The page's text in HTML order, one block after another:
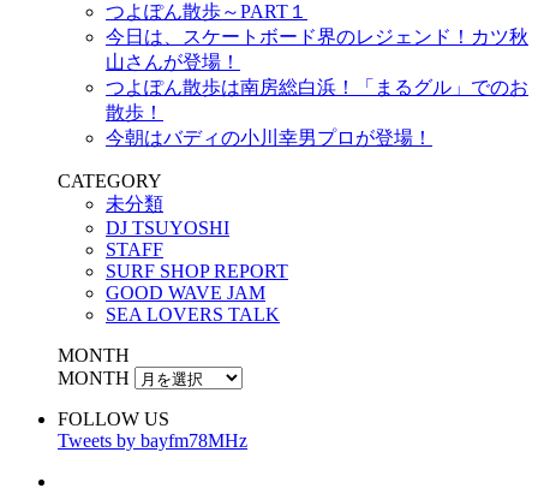
つよぽん散歩～PART１
今日は、スケートボード界のレジェンド！カツ秋
山さんが登場！
つよぽん散歩は南房総白浜！「まるグル」でのお
散歩！
今朝はバディの小川幸男プロが登場！
CATEGORY
未分類
DJ TSUYOSHI
STAFF
SURF SHOP REPORT
GOOD WAVE JAM
SEA LOVERS TALK
MONTH
MONTH
FOLLOW US
Tweets by bayfm78MHz